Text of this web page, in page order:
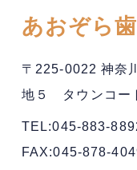
あおぞら
〒225-0022 神奈
地５ タウンコー
TEL:045-883-
FAX:045-878-